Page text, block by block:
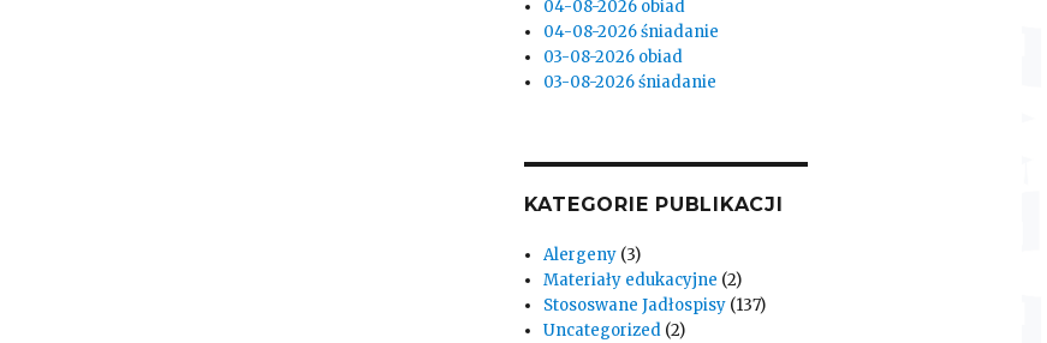
04-08-2026 obiad
04-08-2026 śniadanie
03-08-2026 obiad
03-08-2026 śniadanie
KATEGORIE PUBLIKACJI
Alergeny(3)
Materiały edukacyjne (2)
Stososwane Jadłospisy(137)
Uncategorized(2)